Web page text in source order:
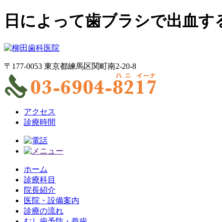
日によって歯ブラシで出血す
〒177-0053 東京都練馬区関町南2-20-8
アクセス
診療時間
ホーム
診療科目
院長紹介
医院・設備案内
診療の流れ